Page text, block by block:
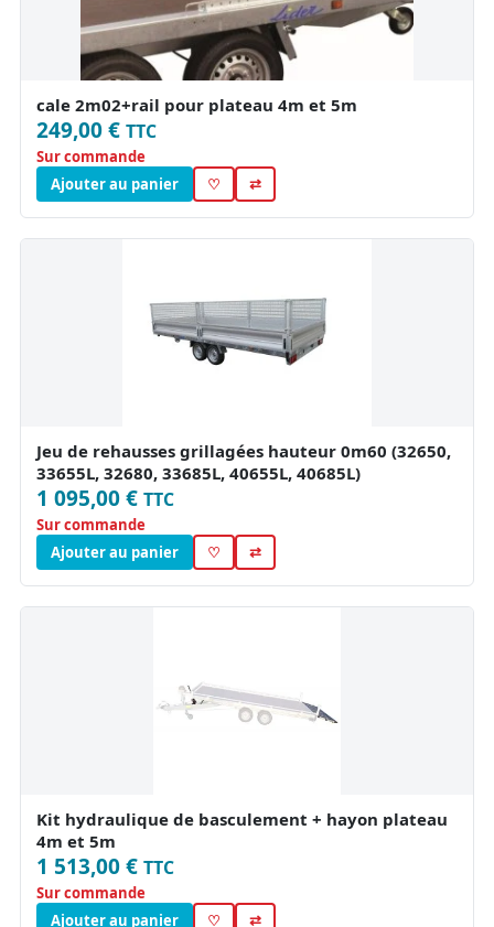
cale 2m02+rail pour plateau 4m et 5m
249,00 € TTC
Sur commande
Ajouter au panier
♡ ⇄
Jeu de rehausses grillagées hauteur 0m60 (32650,
33655L, 32680, 33685L, 40655L, 40685L)
1 095,00 € TTC
Sur commande
Ajouter au panier
♡ ⇄
Kit hydraulique de basculement + hayon plateau
4m et 5m
1 513,00 € TTC
Sur commande
Ajouter au panier
♡ ⇄